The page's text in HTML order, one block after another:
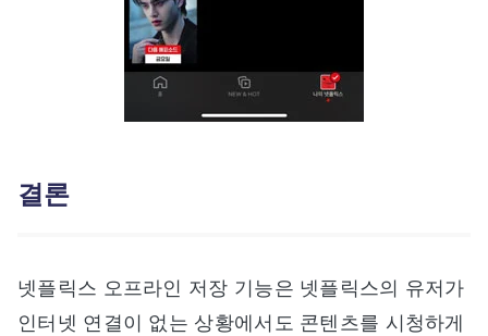
결론
넷플릭스 오프라인 저장 기능은 넷플릭스의 유저가
인터넷 연결이 없는 상황에서도 콘텐츠를 시청하게